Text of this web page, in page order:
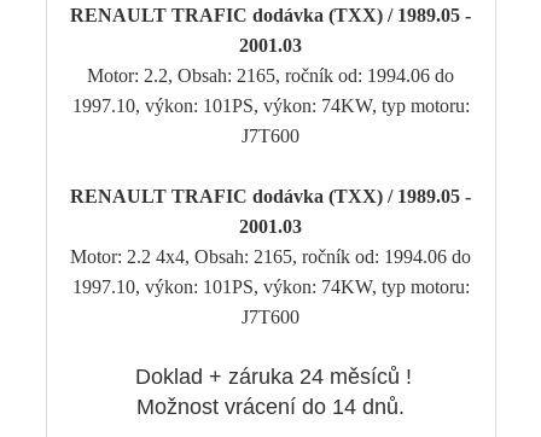
RENAULT TRAFIC dodávka (TXX) / 1989.05 -
2001.03
Motor: 2.2, Obsah: 2165, ročník od: 1994.06 do
1997.10, výkon: 101PS, výkon: 74KW, typ motoru:
J7T600
RENAULT TRAFIC dodávka (TXX) / 1989.05 -
2001.03
Motor: 2.2 4x4, Obsah: 2165, ročník od: 1994.06 do
1997.10, výkon: 101PS, výkon: 74KW, typ motoru:
J7T600
Doklad + záruka 24 měsíců !
Možnost vrácení do 14 dnů.